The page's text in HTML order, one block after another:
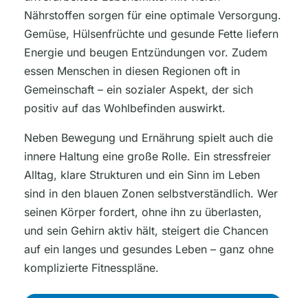
Nährstoffen sorgen für eine optimale Versorgung.
Gemüse, Hülsenfrüchte und gesunde Fette liefern
Energie und beugen Entzündungen vor. Zudem
essen Menschen in diesen Regionen oft in
Gemeinschaft – ein sozialer Aspekt, der sich
positiv auf das Wohlbefinden auswirkt.
Neben Bewegung und Ernährung spielt auch die
innere Haltung eine große Rolle. Ein stressfreier
Alltag, klare Strukturen und ein Sinn im Leben
sind in den blauen Zonen selbstverständlich. Wer
seinen Körper fordert, ohne ihn zu überlasten,
und sein Gehirn aktiv hält, steigert die Chancen
auf ein langes und gesundes Leben – ganz ohne
komplizierte Fitnesspläne.